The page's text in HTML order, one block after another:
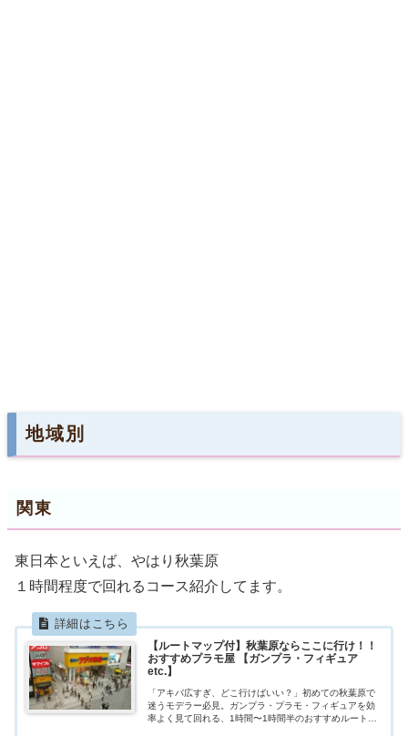
地域別
関東
東日本といえば、やはり秋葉原
１時間程度で回れるコース紹介してます。
【ルートマップ付】秋葉原ならここに行け！！
おすすめプラモ屋 【ガンプラ・フィギュア
etc.】
「アキバ広すぎ、どこ行けばいい？」初めての秋葉原で
迷うモデラー必見。ガンプラ・プラモ・フィギュアを効
率よく見て回れる、1時間〜1時間半のおすすめルートを